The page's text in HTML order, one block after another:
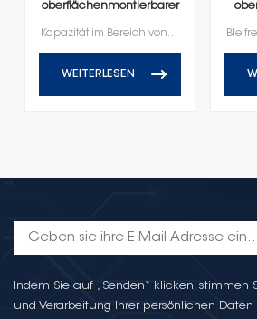
oberflächenmontierbarer
radialen Anschlüssen
Kapazität im Bereich von 0,5 pF bis 1,0μFNennspannung von 50V - 100V
WEITERLESEN
Indem Sie auf „Senden“ klicken, stimmen
und Verarbeitung Ihrer persönlichen